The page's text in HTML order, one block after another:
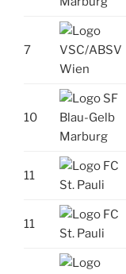
7
10
11
11